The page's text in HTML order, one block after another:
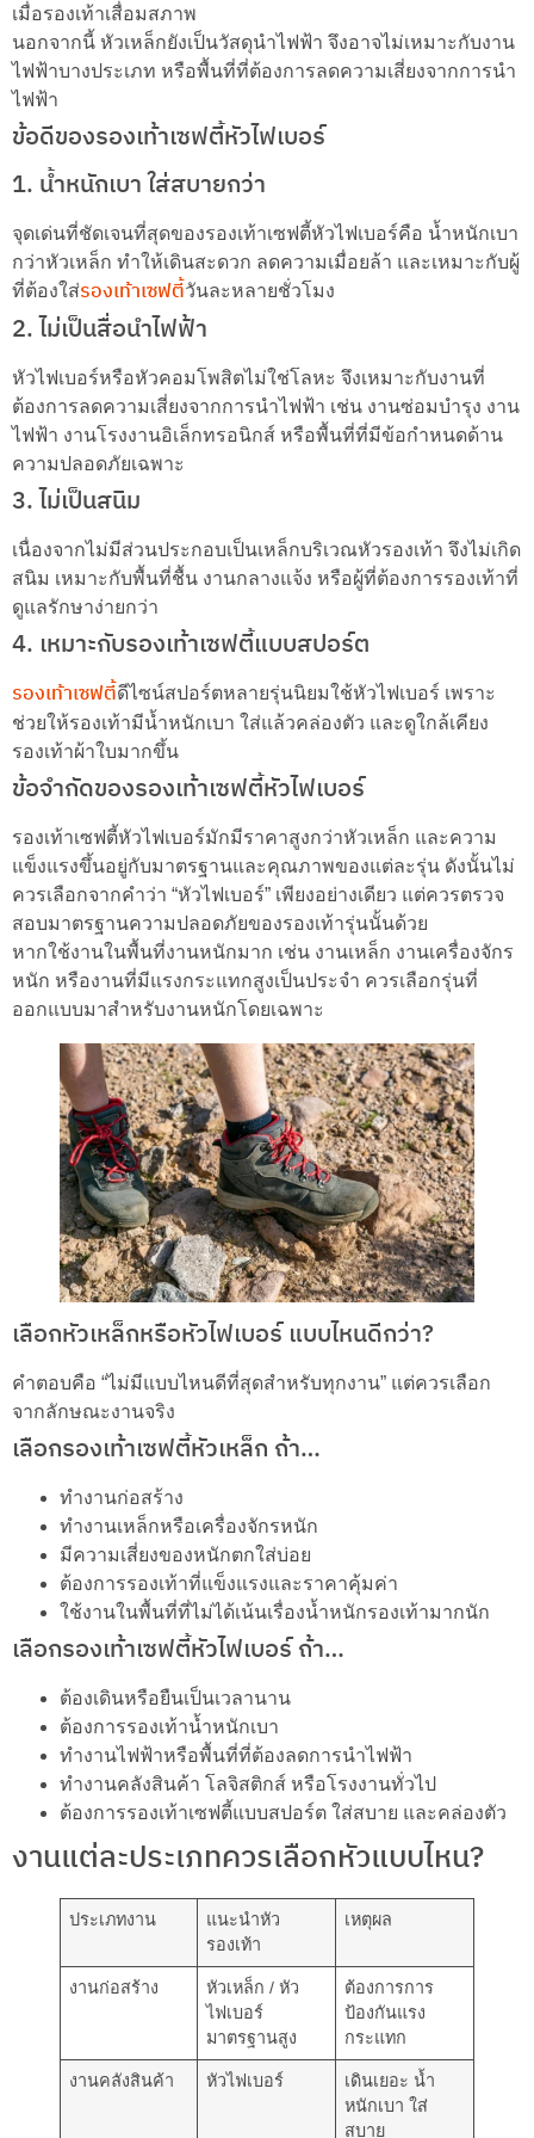
เมื่อรองเท้าเสื่อมสภาพ
นอกจากนี้ หัวเหล็กยังเป็นวัสดุนำไฟฟ้า จึงอาจไม่เหมาะกับงาน
ไฟฟ้าบางประเภท หรือพื้นที่ที่ต้องการลดความเสี่ยงจากการนำ
ไฟฟ้า
ข้อดีของรองเท้าเซฟตี้หัวไฟเบอร์
1. น้ำหนักเบา ใส่สบายกว่า
จุดเด่นที่ชัดเจนที่สุดของรองเท้าเซฟตี้หัวไฟเบอร์คือ น้ำหนักเบา
กว่าหัวเหล็ก ทำให้เดินสะดวก ลดความเมื่อยล้า และเหมาะกับผู้
ที่ต้องใส่รองเท้าเซฟตี้วันละหลายชั่วโมง
2. ไม่เป็นสื่อนำไฟฟ้า
หัวไฟเบอร์หรือหัวคอมโพสิตไม่ใช่โลหะ จึงเหมาะกับงานที่
ต้องการลดความเสี่ยงจากการนำไฟฟ้า เช่น งานซ่อมบำรุง งาน
ไฟฟ้า งานโรงงานอิเล็กทรอนิกส์ หรือพื้นที่ที่มีข้อกำหนดด้าน
ความปลอดภัยเฉพาะ
3. ไม่เป็นสนิม
เนื่องจากไม่มีส่วนประกอบเป็นเหล็กบริเวณหัวรองเท้า จึงไม่เกิด
สนิม เหมาะกับพื้นที่ชื้น งานกลางแจ้ง หรือผู้ที่ต้องการรองเท้าที่
ดูแลรักษาง่ายกว่า
4. เหมาะกับรองเท้าเซฟตี้แบบสปอร์ต
รองเท้าเซฟตี้ดีไซน์สปอร์ตหลายรุ่นนิยมใช้หัวไฟเบอร์ เพราะ
ช่วยให้รองเท้ามีน้ำหนักเบา ใส่แล้วคล่องตัว และดูใกล้เคียง
รองเท้าผ้าใบมากขึ้น
ข้อจำกัดของรองเท้าเซฟตี้หัวไฟเบอร์
รองเท้าเซฟตี้หัวไฟเบอร์มักมีราคาสูงกว่าหัวเหล็ก และความ
แข็งแรงขึ้นอยู่กับมาตรฐานและคุณภาพของแต่ละรุ่น ดังนั้นไม่
ควรเลือกจากคำว่า “หัวไฟเบอร์” เพียงอย่างเดียว แต่ควรตรวจ
สอบมาตรฐานความปลอดภัยของรองเท้ารุ่นนั้นด้วย
หากใช้งานในพื้นที่งานหนักมาก เช่น งานเหล็ก งานเครื่องจักร
หนัก หรืองานที่มีแรงกระแทกสูงเป็นประจำ ควรเลือกรุ่นที่
ออกแบบมาสำหรับงานหนักโดยเฉพาะ
เลือกหัวเหล็กหรือหัวไฟเบอร์ แบบไหนดีกว่า?
คำตอบคือ “ไม่มีแบบไหนดีที่สุดสำหรับทุกงาน” แต่ควรเลือก
จากลักษณะงานจริง
เลือกรองเท้าเซฟตี้หัวเหล็ก ถ้า…
ทำงานก่อสร้าง
ทำงานเหล็กหรือเครื่องจักรหนัก
มีความเสี่ยงของหนักตกใส่บ่อย
ต้องการรองเท้าที่แข็งแรงและราคาคุ้มค่า
ใช้งานในพื้นที่ที่ไม่ได้เน้นเรื่องน้ำหนักรองเท้ามากนัก
เลือกรองเท้าเซฟตี้หัวไฟเบอร์ ถ้า…
ต้องเดินหรือยืนเป็นเวลานาน
ต้องการรองเท้าน้ำหนักเบา
ทำงานไฟฟ้าหรือพื้นที่ที่ต้องลดการนำไฟฟ้า
ทำงานคลังสินค้า โลจิสติกส์ หรือโรงงานทั่วไป
ต้องการรองเท้าเซฟตี้แบบสปอร์ต ใส่สบาย และคล่องตัว
งานแต่ละประเภทควรเลือกหัวแบบไหน?
ประเภทงาน
แนะนำหัว
รองเท้า
เหตุผล
งานก่อสร้าง
หัวเหล็ก / หัว
ไฟเบอร์
มาตรฐานสูง
ต้องการการ
ป้องกันแรง
กระแทก
งานคลังสินค้า หัวไฟเบอร์
เดินเยอะ น้ำ
หนักเบา ใส่
สบาย